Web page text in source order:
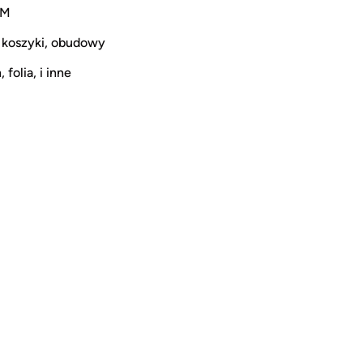
obudowy
folia, i inne